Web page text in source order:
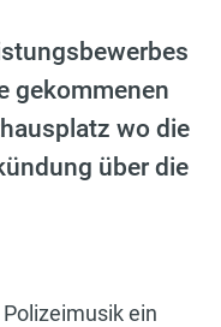
gekommenen
wo die
über die
ein